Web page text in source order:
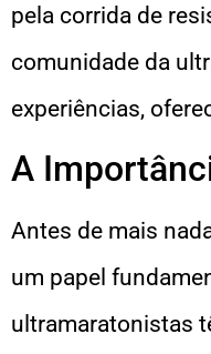
pela corrida de
comunidade da
experiências,
A
Antes de mais
um papel
ultramaratonistas